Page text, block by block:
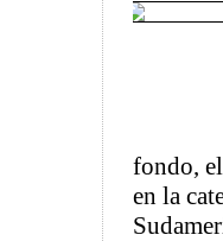
fondo,
en la